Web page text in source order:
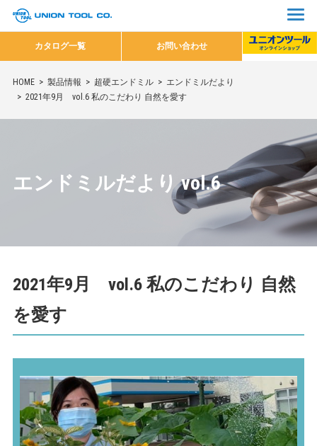
カタログ一覧 お問い合わせ
HOME 製品情報 超硬エンドミル
エンドミルだより
2021年9月 vol.6 私のこだわり 自然を愛す
エンドミルだより vol.6
2021年9月 vol.6 私のこだわり 自然
を愛す